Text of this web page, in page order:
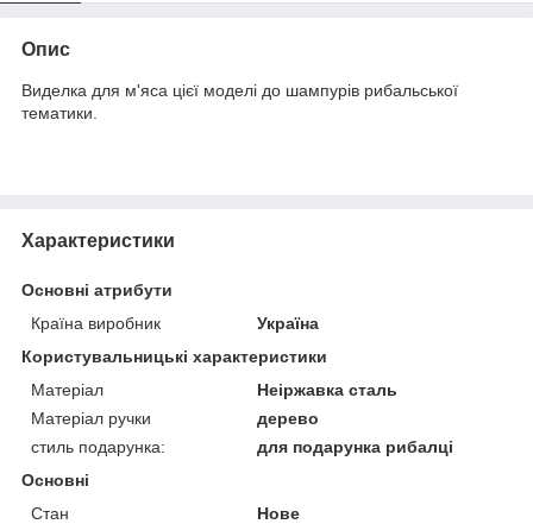
Опис
Виделка для м'яса цієї моделі до шампурів рибальської
тематики.
Характеристики
Основні атрибути
Країна виробник
Україна
Користувальницькі характеристики
Матеріал
Неіржавка сталь
Матеріал ручки
дерево
стиль подарунка:
для подарунка рибалці
Основні
Стан
Нове